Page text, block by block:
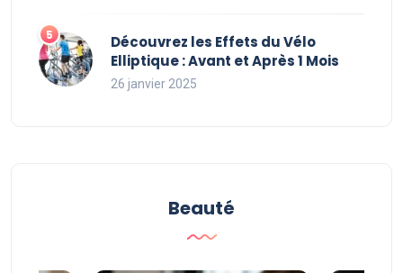
Découvrez les Effets du Vélo
Elliptique : Avant et Après 1 Mois
26 janvier 2025
Beauté